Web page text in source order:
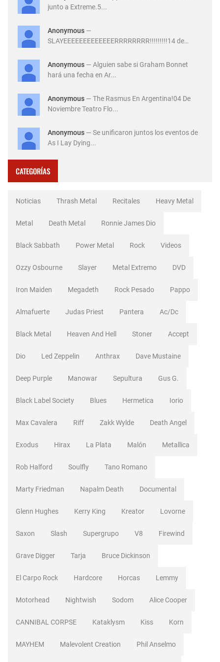
junto a Extreme.5...
Anonymous —
SLAYEEEEEEEEEEEEERRRRRRRR!!!!!!!!!14 de
Anonymous — Alguien sabe si Graham Bonnet
hará una fecha en Ar...
Anonymous — The Rasmus En Argentina!04 De
Noviembre Teatro Flo...
Anonymous — Se unificaron juntos los eventos de
As I Lay Dying...
CATEGORÍAS
Noticias Thrash Metal Recitales Heavy Metal
Metal Death Metal Ronnie James Dio
Black Sabbath Power Metal Rock Videos
Ozzy Osbourne Slayer Metal Extremo DVD
Iron Maiden Megadeth Rock Pesado Pappo
Almafuerte Judas Priest Pantera Ac/dc
Black Metal Heaven And Hell Stoner Accept
Dio Led Zeppelin Anthrax Dave Mustaine
Deep Purple Manowar Sepultura Gus G.
Black Label Society Blues Hermetica Iorio
Max Cavalera Riff Zakk Wylde Death Angel
Exodus Hirax La Plata Malón Metallica
Rob Halford Soulfly Tano Romano
Marty Friedman Napalm Death Documental
Glenn Hughes Kerry King Kreator Lovorne
Saxon Slash Supergrupo V8 Firewind
Grave Digger Tarja Bruce Dickinson
El Carpo Rock Hardcore Horcas Lemmy
Motorhead Nightwish Sodom Alice Cooper
CANNIBAL CORPSE Kataklysm Kiss Korn
MAYHEM Malevolent Creation Phil Anselmo